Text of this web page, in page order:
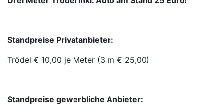
Standpreise Privatanbieter:
Trödel € 10,00 je Meter (3 m € 25,00)
Standpreise gewerbliche Anbieter: